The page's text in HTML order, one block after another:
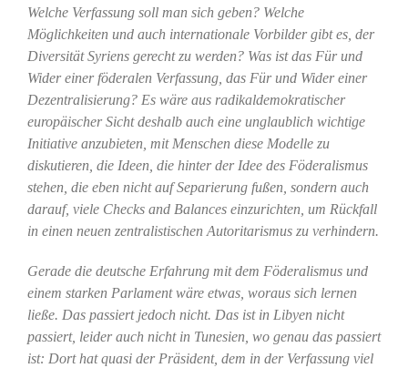
Welche Verfassung soll man sich geben? Welche
Möglichkeiten und auch internationale Vorbilder gibt es, der
Diversität Syriens gerecht zu werden? Was ist das Für und
Wider einer föderalen Verfassung, das Für und Wider einer
Dezentralisierung? Es wäre aus radikaldemokratischer
europäischer Sicht deshalb auch eine unglaublich wichtige
Initiative anzubieten, mit Menschen diese Modelle zu
diskutieren, die Ideen, die hinter der Idee des Föderalismus
stehen, die eben nicht auf Separierung fußen, sondern auch
darauf, viele Checks and Balances einzurichten, um Rückfall
in einen neuen zentralistischen Autoritarismus zu verhindern.
Gerade die deutsche Erfahrung mit dem Föderalismus und
einem starken Parlament wäre etwas, woraus sich lernen
ließe. Das passiert jedoch nicht. Das ist in Libyen nicht
passiert, leider auch nicht in Tunesien, wo genau das passiert
ist: Dort hat quasi der Präsident, dem in der Verfassung viel